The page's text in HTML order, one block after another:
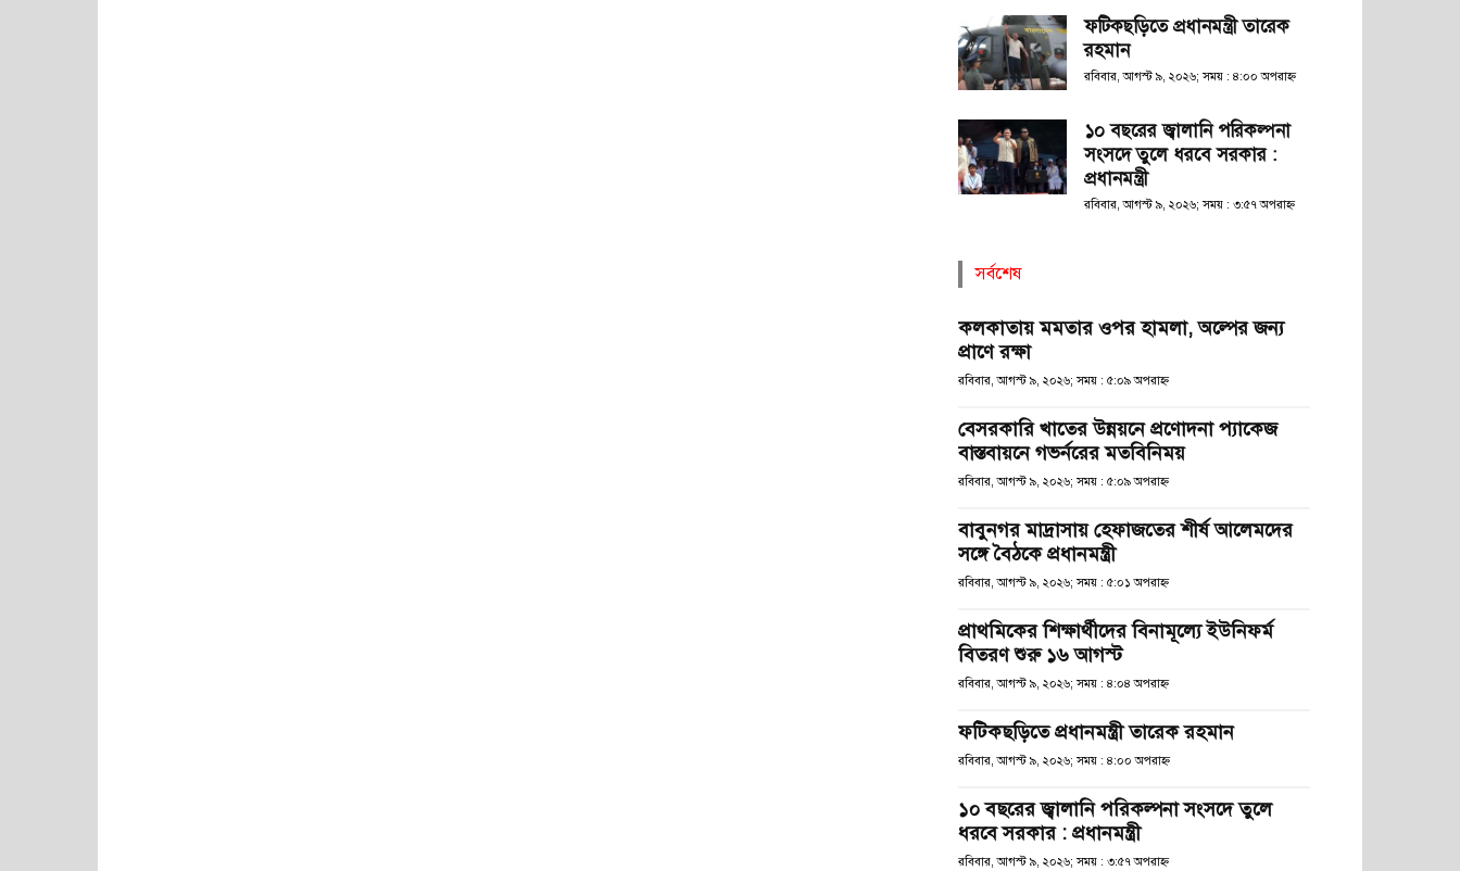
ফটিকছড়িতে প্রধানমন্ত্রী তারেক
রহমান
রবিবার, আগস্ট ৯, ২০২৬; সময় : ৪:০০ অপরাহ্ণ
১০ বছরের জ্বালানি পরিকল্পনা
সংসদে তুলে ধরবে সরকার :
প্রধানমন্ত্রী
রবিবার, আগস্ট ৯, ২০২৬; সময় : ৩:৫৭ অপরাহ্ণ
সর্বশেষ
কলকাতায় মমতার ওপর হামলা, অল্পের জন্য
প্রাণে রক্ষা
রবিবার, আগস্ট ৯, ২০২৬; সময় : ৫:০৯ অপরাহ্ণ
বেসরকারি খাতের উন্নয়নে প্রণোদনা প্যাকেজ
বাস্তবায়নে গভর্নরের মতবিনিময়
রবিবার, আগস্ট ৯, ২০২৬; সময় : ৫:০৯ অপরাহ্ণ
বাবুনগর মাদ্রাসায় হেফাজতের শীর্ষ আলেমদের
সঙ্গে বৈঠকে প্রধানমন্ত্রী
রবিবার, আগস্ট ৯, ২০২৬; সময় : ৫:০১ অপরাহ্ণ
প্রাথমিকের শিক্ষার্থীদের বিনামূল্যে ইউনিফর্ম
বিতরণ শুরু ১৬ আগস্ট
রবিবার, আগস্ট ৯, ২০২৬; সময় : ৪:০৪ অপরাহ্ণ
ফটিকছড়িতে প্রধানমন্ত্রী তারেক রহমান
রবিবার, আগস্ট ৯, ২০২৬; সময় : ৪:০০ অপরাহ্ণ
১০ বছরের জ্বালানি পরিকল্পনা সংসদে তুলে
ধরবে সরকার : প্রধানমন্ত্রী
রবিবার, আগস্ট ৯, ২০২৬; সময় : ৩:৫৭ অপরাহ্ণ